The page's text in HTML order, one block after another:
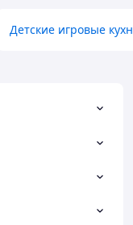
Детские игровые